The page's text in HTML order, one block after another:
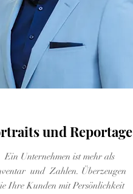
Buisness Potraits
und Reportage
Ein Unternehmen ist mehr als
und Zahlen. Überzeugen
Ihre Kunden mit Persönlichkeit